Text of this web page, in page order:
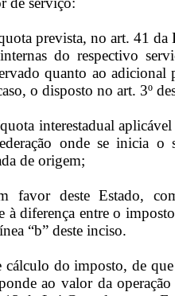
prevista, no art. 41 da
internas do respectivo
quanto ao
o disposto no art. 3º
interestadual
onde se inicia
de origem;
favor deste Estado,
à diferença entre o
“b” deste inciso.
cálculo do imposto, de
ao valor da